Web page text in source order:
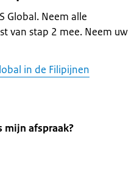
Global. Neem alle
van stap 2 mee. Neem uw
in de Filipijnen
mijn afspraak?